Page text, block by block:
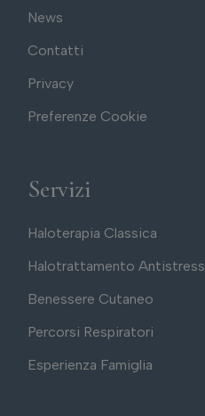
News
Contatti
Privacy
Preferenze Cookie
Servizi
Haloterapia Classica
Halotrattamento Antistress
Benessere Cutaneo
Percorsi Respiratori
Esperienza Famiglia